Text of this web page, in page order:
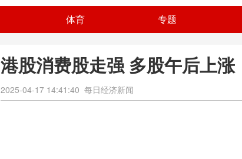
体育 专题
港股消费股走强 多股午后上涨
2025-04-17 14:41:40 每日经济新闻